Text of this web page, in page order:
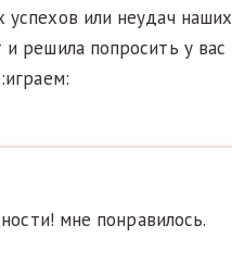
или неудач наших
решила попросить у вас
мне понравилось.